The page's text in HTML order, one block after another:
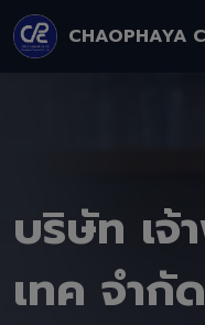
CHAOPHAYA
บริษัท เจ้
เทค จำกัด